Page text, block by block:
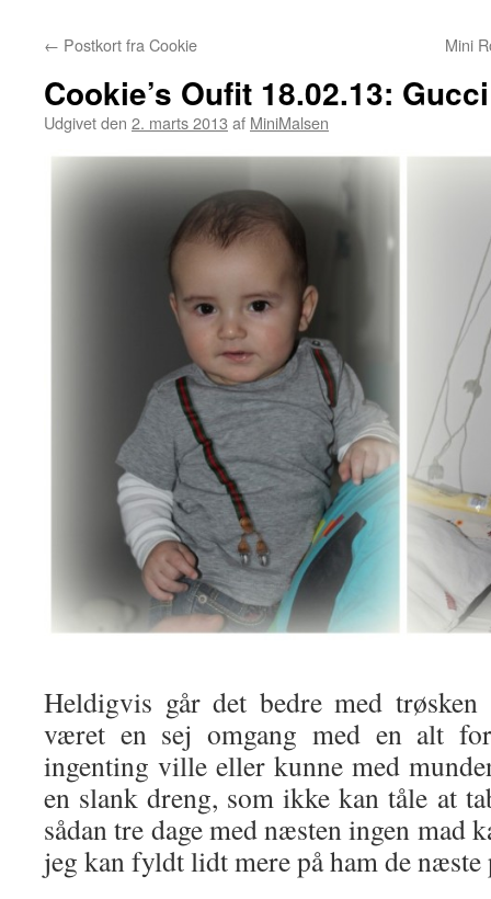
← Postkort fra Cookie Mini
Cookie’s Oufit 18.02.13:
Udgivet den 2. marts 2013 af MiniMalsen
Heldigvis går det bedre med
været en sej omgang med en alt
ingenting ville eller kunne med
en slank dreng, som ikke kan tåle at
sådan tre dage med næsten ingen mad
jeg kan fyldt lidt mere på ham de næste